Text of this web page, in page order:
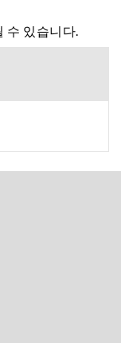
수 있습니다.